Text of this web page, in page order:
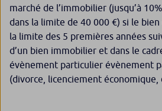
marché de l’immobilier (jusqu’à
dans la limite de 40 000 €) si le
la limite des 5 premières années
d’un bien immobilier et dans le
évènement particulier évènement
(divorce, licenciement économique,